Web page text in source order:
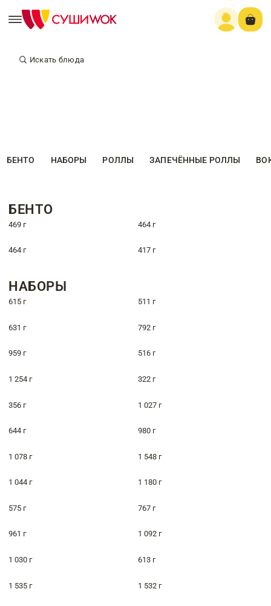
Искать блюда
БЕНТО НАБОРЫ РОЛЛЫ ЗАПЕЧЁННЫЕ РОЛЛЫ
БЕНТО
469 г 464 г
464 г 417 г
НАБОРЫ
615 г 511 г
631 г 792 г
959 г 516 г
1 254 г 322 г
356 г 1 027 г
644 г 980 г
1 078 г 1 548 г
1 044 г 1 180 г
575 г 767 г
961 г 1 092 г
1 030 г 613 г
1 535 г 1 532 г